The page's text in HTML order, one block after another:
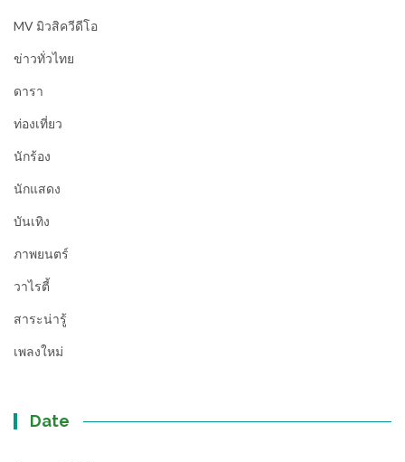
MV มิวสิควีดีโอ
ข่าวทั่วไทย
ดารา
ท่องเที่ยว
นักร้อง
นักแสดง
บันเทิง
ภาพยนตร์
วาไรตี้
สาระน่ารู้
เพลงใหม่
Date